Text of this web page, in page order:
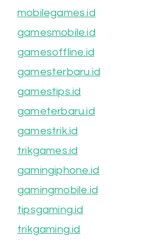
mobilegames.id
gamesmobile.id
gamesoffline.id
gamesterbaru.id
gamestips.id
gameterbaru.id
gamestrik.id
trikgames.id
gamingiphone.id
gamingmobile.id
tipsgaming.id
trikgaming.id